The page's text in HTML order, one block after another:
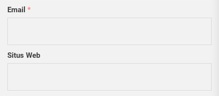
Email *
Situs Web